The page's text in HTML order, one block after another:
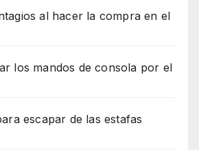
al hacer la compra en el
los mandos de consola por el
escapar de las estafas